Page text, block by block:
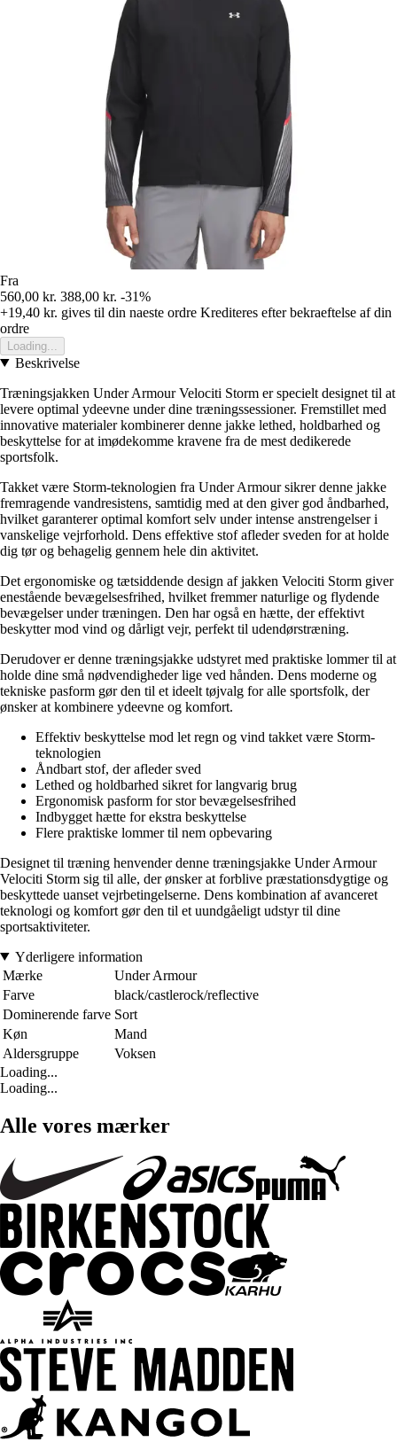
Fra
560,00 kr. 388,00 kr. -31%
+19,40 kr. gives til din naeste ordre Krediteres efter bekraeftelse af din
ordre
Loading...
Beskrivelse
Træningsjakken Under Armour Velociti Storm er specielt designet til at
levere optimal ydeevne under dine træningssessioner. Fremstillet med
innovative materialer kombinerer denne jakke lethed, holdbarhed og
beskyttelse for at imødekomme kravene fra de mest dedikerede
sportsfolk.
Takket være Storm-teknologien fra Under Armour sikrer denne jakke
fremragende vandresistens, samtidig med at den giver god åndbarhed,
hvilket garanterer optimal komfort selv under intense anstrengelser i
vanskelige vejrforhold. Dens effektive stof afleder sveden for at holde
dig tør og behagelig gennem hele din aktivitet.
Det ergonomiske og tætsiddende design af jakken Velociti Storm giver
enestående bevægelsesfrihed, hvilket fremmer naturlige og flydende
bevægelser under træningen. Den har også en hætte, der effektivt
beskytter mod vind og dårligt vejr, perfekt til udendørstræning.
Derudover er denne træningsjakke udstyret med praktiske lommer til at
holde dine små nødvendigheder lige ved hånden. Dens moderne og
tekniske pasform gør den til et ideelt tøjvalg for alle sportsfolk, der
ønsker at kombinere ydeevne og komfort.
Effektiv beskyttelse mod let regn og vind takket være Storm-
teknologien
Åndbart stof, der afleder sved
Lethed og holdbarhed sikret for langvarig brug
Ergonomisk pasform for stor bevægelsesfrihed
Indbygget hætte for ekstra beskyttelse
Flere praktiske lommer til nem opbevaring
Designet til træning henvender denne træningsjakke Under Armour
Velociti Storm sig til alle, der ønsker at forblive præstationsdygtige og
beskyttede uanset vejrbetingelserne. Dens kombination af avanceret
teknologi og komfort gør den til et uundgåeligt udstyr til dine
sportsaktiviteter.
Yderligere information
Mærke
Under Armour
Farve
black/castlerock/reflective
Dominerende farve Sort
Køn
Mand
Aldersgruppe
Voksen
Loading...
Loading...
Alle vores mærker